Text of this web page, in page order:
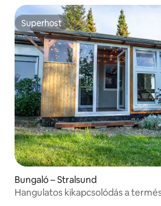
Superhost
Superhost
Bungaló – Stralsund
Hangulatos kikapcsolódás a